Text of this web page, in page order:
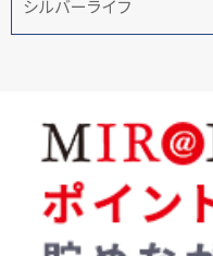
シルバーライフ